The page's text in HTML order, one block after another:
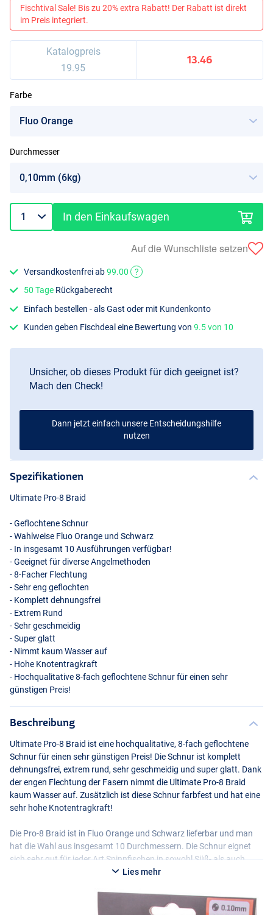
Fischtival Sale! Bis zu 20% extra Rabatt! Der Rabatt ist direkt
im Preis integriert.
Katalogpreis
19.95
13.46
Farbe
Durchmesser
In den Einkaufswagen
Auf die Wunschliste setzen
Versandkostenfrei ab99.00
?
50 Tage Rückgaberecht
Einfach bestellen - als Gast oder mit Kundenkonto
Kunden geben Fischdeal eine Bewertung von9.5 von 10
Unsicher, ob dieses Produkt für dich geeignet ist?
Mach den Check!
Dann jetzt einfach unsere Entscheidungshilfe
nutzen
Spezifikationen
Ultimate Pro-8 Braid
- Geflochtene Schnur
- Wahlweise Fluo Orange und Schwarz
- In insgesamt 10 Ausführungen verfügbar!
- Geeignet für diverse Angelmethoden
- 8-Facher Flechtung
- Sehr eng geflochten
- Komplett dehnungsfrei
- Extrem Rund
- Sehr geschmeidig
- Super glatt
- Nimmt kaum Wasser auf
- Hohe Knotentragkraft
- Hochqualitative 8-fach geflochtene Schnur für einen sehr
günstigen Preis!
Beschreibung
Ultimate Pro-8 Braid ist eine hochqualitative, 8-fach geflochtene
Schnur für einen sehr günstigen Preis! Die Schnur ist komplett
dehnungsfrei, extrem rund, sehr geschmeidig und super glatt. Dank
der engen Flechtung der Fasern nimmt die Ultimate Pro-8 Braid
kaum Wasser auf. Zusätzlich ist diese Schnur farbfest und hat eine
sehr hohe Knotentragkraft!
Die Pro-8 Braid ist in Fluo Orange und Schwarz lieferbar und man
hat die Wahl aus insgesamt 10 Durchmessern. Die Schnur eignet
sich sehr gut für jeder Art Spinnfischen in sowohl Süß- als auch
Salzwasser und ist ebenso perfekt zum (Method) Feedern.
Eine hochqualitative 8 Braid geflochtene Schnur für einen sehr
Lies mehr